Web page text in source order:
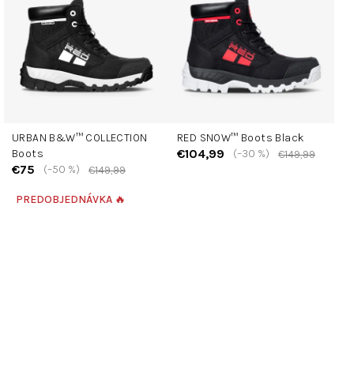
URBAN B&W™ COLLECTION
Boots
€75 €149,99
(–50 %)
RED SNOW™ Boots Black
€104,99 €149,99
(–30 %)
PREDOBJEDNÁVKA 🔥